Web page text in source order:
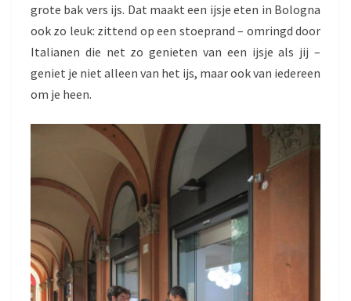
grote bak vers ijs. Dat maakt een ijsje eten in Bologna
ook zo leuk: zittend op een stoeprand – omringd door
Italianen die net zo genieten van een ijsje als jij –
geniet je niet alleen van het ijs, maar ook van iedereen
om je heen.